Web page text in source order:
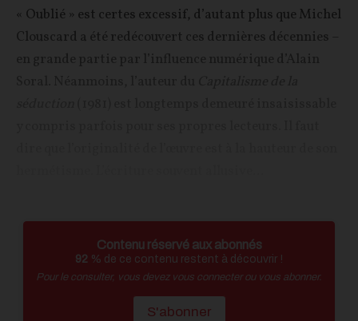
« Oublié » est certes excessif, d’autant plus que Michel
Clouscard a été redécouvert ces dernières décennies –
Contenu réservé aux abonnés
92 % de ce contenu restent à découvrir !
Pour le consulter, vous devez vous connecter ou vous abonner.
S'abonner